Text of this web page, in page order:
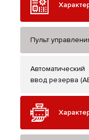
Пульт
Автоматический
ввод резерва